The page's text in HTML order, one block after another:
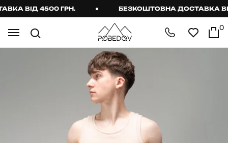
ВІД 4500 ГРН. БЕЗКОШТОВНА ДОСТАВКА ВІД
0